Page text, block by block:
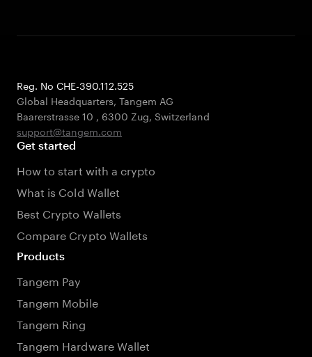
Reg. No CHE-390.112.525
Global Headquarters, Tangem AG
Baarerstrasse 10 , 6300 Zug, Switzerland
support@tangem.com
Get started
How to start with a crypto
What is Cold Wallet
Best Crypto Wallets
Compare Crypto Wallets
Products
Tangem Pay
Tangem Mobile
Tangem Ring
Tangem Hardware Wallet